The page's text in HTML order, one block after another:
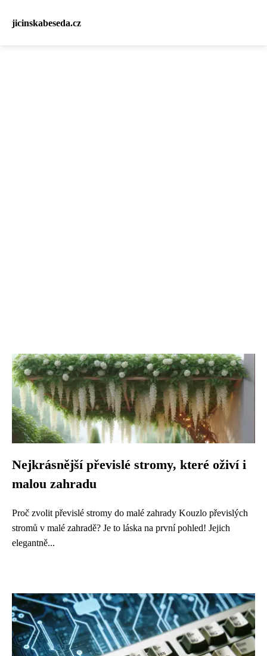
jicinskabeseda.cz
Nejkrásnější převislé stromy, které oživí i
malou zahradu
Proč zvolit převislé stromy do malé zahrady Kouzlo převislých
stromů v malé zahradě? Je to láska na první pohled! Jejich
elegantně...